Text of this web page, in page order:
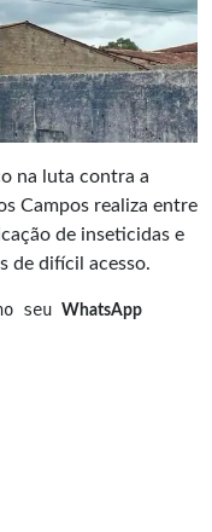
na luta contra a
Campos realiza entre
de inseticidas e
de difícil acesso.
seu WhatsApp